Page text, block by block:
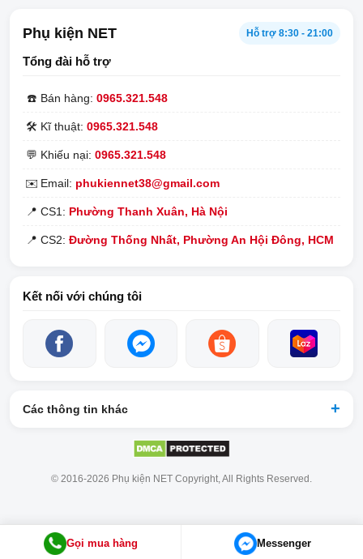
Phụ kiện NET Hỗ trợ 8:30 - 21:00
Tổng đài hỗ trợ
☎️ Bán hàng: 0965.321.548
🛠️ Kĩ thuật: 0965.321.548
💬 Khiếu nại: 0965.321.548
✉️ Email: phukiennet38@gmail.com
📍 CS1: Phường Thanh Xuân, Hà Nội
📍 CS2: Đường Thống Nhất, Phường An Hội Đông, HCM
Kết nối với chúng tôi
Các thông tin khác
© 2016-2026 Phụ kiện NET Copyright, All Rights Reserved.
Gọi mua hàng Messenger